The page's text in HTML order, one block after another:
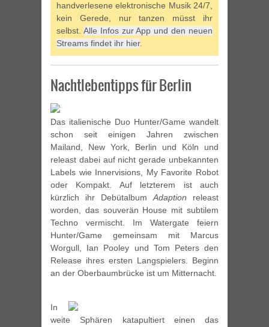
handverlesene elektronische Musik 24/7,
kein Gerede, nur tanzen müsst ihr
selbst. Alle Infos zur App und den neuen
Streams findet ihr hier.
Nachtlebentipps für Berlin
Das italienische Duo Hunter/Game wandelt
schon seit einigen Jahren zwischen
Mailand, New York, Berlin und Köln und
releast dabei auf nicht gerade unbekannten
Labels wie Innervisions, My Favorite Robot
oder Kompakt. Auf letzterem ist auch
kürzlich ihr DebütalbumAdaption releast
worden, das souverän House mit subtilem
Techno vermischt. Im Watergate feiern
Hunter/Game gemeinsam mit Marcus
Worgull, Ian Pooley und Tom Peters den
Release ihres ersten Langspielers. Beginn
an der Oberbaumbrücke ist um Mitternacht.
In
weite Sphären katapultiert einen das